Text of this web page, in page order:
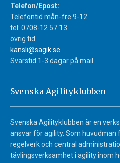
Telefon/Epost:
Telefontid mån-fre 9-12
tel: 0708-12 57 13
övrig tid
kansli@sagik.se
Svarstid 1-3 dagar på mail.
Svenska Agilityklubben
Svenska Agilityklubben är en
ansvar för agility. Som huvudman
regelverk och central
tävlingsverksamhet i agility inom